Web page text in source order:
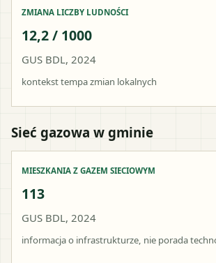
ZMIANA LICZBY LUDNOŚCI
12,2 / 1000
GUS BDL, 2024
kontekst tempa zmian lokalnych
Sieć gazowa w gminie
MIESZKANIA Z GAZEM SIECIOWYM
113
GUS BDL, 2024
informacja o infrastrukturze, nie porada